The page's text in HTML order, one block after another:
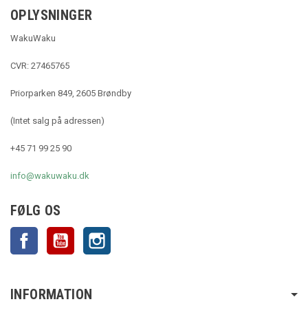
OPLYSNINGER
WakuWaku
CVR: 27465765
Priorparken 849, 2605 Brøndby
(Intet salg på adressen)
+45 71 99 25 90
info@wakuwaku.dk
FØLG OS
Facebook YouTube
INFORMATION